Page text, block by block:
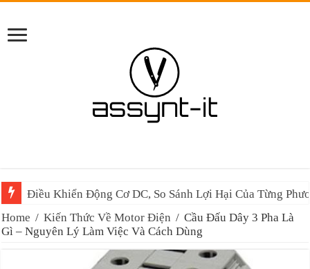
Điều Khiển Động Cơ DC, So Sánh Lợi Hại Của Từng
Home / Kiến Thức Về Motor Điện / Cầu Đấu Dây 3 Pha Là
Gì – Nguyên Lý Làm Việc Và Cách Dùng